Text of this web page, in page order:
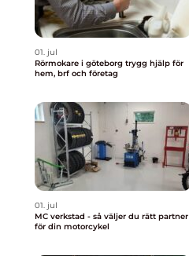
01. jul
Rörmokare i göteborg trygg hjälp för
hem, brf och företag
01. jul
MC verkstad - så väljer du rätt partner
för din motorcykel